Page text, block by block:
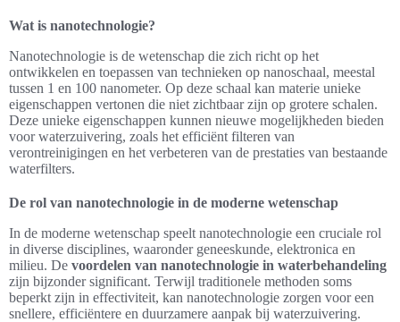
Wat is nanotechnologie?
Nanotechnologie is de wetenschap die zich richt op het
ontwikkelen en toepassen van technieken op nanoschaal, meestal
tussen 1 en 100 nanometer. Op deze schaal kan materie unieke
eigenschappen vertonen die niet zichtbaar zijn op grotere schalen.
Deze unieke eigenschappen kunnen nieuwe mogelijkheden bieden
voor waterzuivering, zoals het efficiënt filteren van
verontreinigingen en het verbeteren van de prestaties van bestaande
waterfilters.
De rol van nanotechnologie in de moderne wetenschap
In de moderne wetenschap speelt nanotechnologie een cruciale rol
in diverse disciplines, waaronder geneeskunde, elektronica en
milieu. De voordelen van nanotechnologie in waterbehandeling
zijn bijzonder significant. Terwijl traditionele methoden soms
beperkt zijn in effectiviteit, kan nanotechnologie zorgen voor een
snellere, efficiëntere en duurzamere aanpak bij waterzuivering.